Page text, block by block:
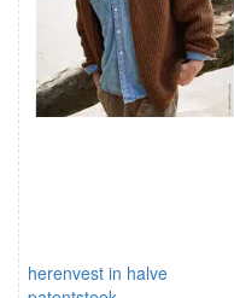
herenvest in halve